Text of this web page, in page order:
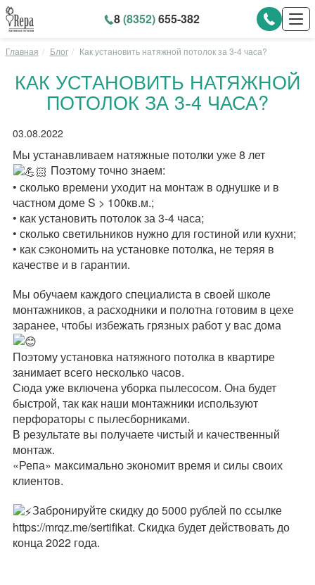
8(8352)655-382
Главная Блог Как установить натяжной потолок за 3-4 часа?
КАК УСТАНОВИТЬ НАТЯЖНОЙ
ПОТОЛОК ЗА 3-4 ЧАСА?
03.08.2022
Мы устанавливаем натяжные потолки уже 8 лет
Поэтому точно знаем:
• сколько времени уходит на монтаж в однушке и в
частном доме S > 100кв.м.;
• как установить потолок за 3-4 часа;
• сколько светильников нужно для гостиной или кухни;
• как сэкономить на установке потолка, не теряя в
качестве и в гарантии.
Мы обучаем каждого специалиста в своей школе
монтажников, а расходники и полотна готовим в цехе
заранее, чтобы избежать грязных работ у вас дома
Поэтому установка натяжного потолка в квартире
занимает всего несколько часов.
Сюда уже включена уборка пылесосом. Она будет
быстрой, так как наши монтажники используют
перфораторы с пылесборниками.
В результате вы получаете чистый и качественный
монтаж.
«Репа» максимально экономит время и силы своих
клиентов.
Забронируйте скидку до 5000 рублей по ссылке
https://mrqz.me/sertifikat. Скидка будет действовать до
конца 2022 года.